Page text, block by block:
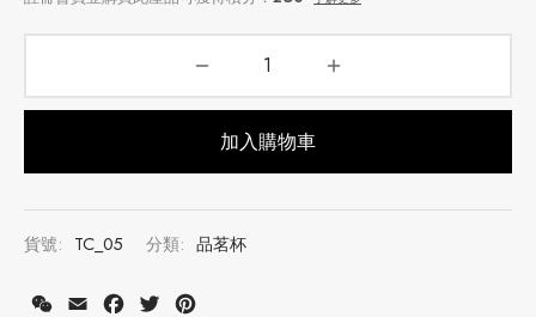
註冊會員並購買此產品可獲得積分：
加入購物車
貨號: TC_05 分類: 品茗杯
WeChat
Email Facebook
Twitter